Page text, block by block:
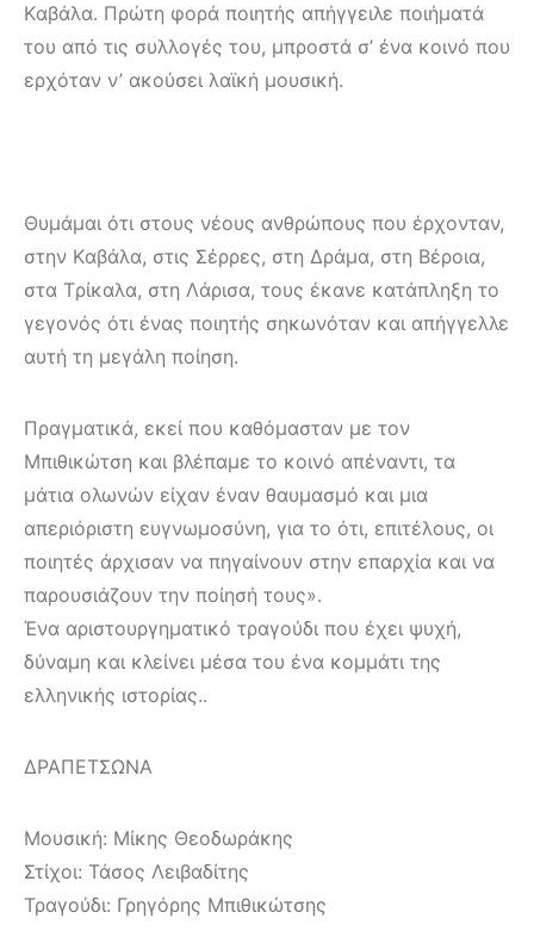
Kαβάλα. Πρώτη φορά ποιητής απήγγειλε ποιήματά
του από τις συλλογές του, μπροστά σ’ ένα κοινό που
ερχόταν ν’ ακούσει λαϊκή μουσική.
Θυμάμαι ότι στους νέους ανθρώπους που έρχονταν,
στην Kαβάλα, στις Σέρρες, στη Δράμα, στη Bέροια,
στα Tρίκαλα, στη Λάρισα, τους έκανε κατάπληξη το
γεγονός ότι ένας ποιητής σηκωνόταν και απήγγελλε
αυτή τη μεγάλη ποίηση.
Πραγματικά, εκεί που καθόμασταν με τον
Mπιθικώτση και βλέπαμε το κοινό απέναντι, τα
μάτια ολωνών είχαν έναν θαυμασμό και μια
απεριόριστη ευγνωμοσύνη, για το ότι, επιτέλους, οι
ποιητές άρχισαν να πηγαίνουν στην επαρχία και να
παρουσιάζουν την ποίησή τους».
Ένα αριστουργηματικό τραγούδι που έχει ψυχή,
δύναμη και κλείνει μέσα του ένα κομμάτι της
ελληνικής ιστορίας..
ΔΡΑΠΕΤΣΩΝΑ
Μουσική: Μίκης Θεοδωράκης
Στίχοι: Τάσος Λειβαδίτης
Τραγούδι: Γρηγόρης Μπιθικώτσης